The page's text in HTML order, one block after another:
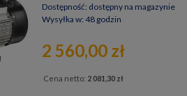
Dostępność: dostępny na magazynie
Wysyłka w: 48 godzin
2 560,00 zł
Cena netto: 2 081,30 zł